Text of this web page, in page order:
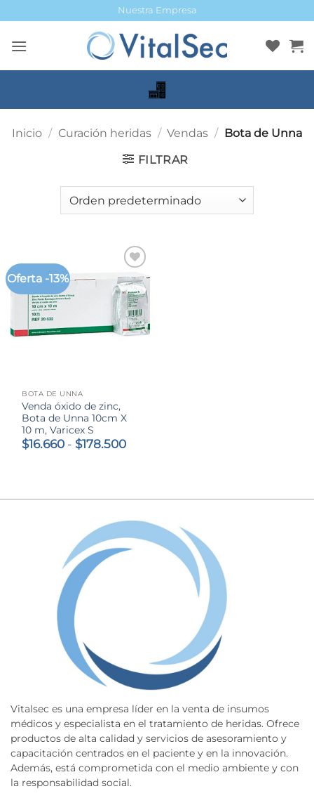
al
contenido
Nuestra Empresa
Inicio / Curación heridas / Vendas / Bota de Unna
FILTRAR
Oferta -13%
BOTA DE UNNA
Venda óxido de zinc,
Bota de Unna 10cm X
10 m, Varicex S
$16.660 - $178.500Rango
hasta
Vitalsec es una empresa líder en la venta de insumos
médicos y especialista en el tratamiento de heridas. Ofrece
productos de alta calidad y servicios de asesoramiento y
capacitación centrados en el paciente y en la innovación.
Además, está comprometida con el medio ambiente y con
la responsabilidad social.